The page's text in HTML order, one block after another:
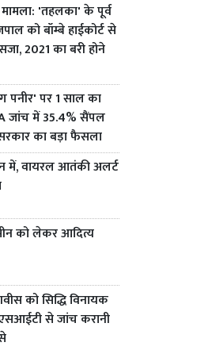
'तहलका' के पूर्व
को बॉम्बे हाईकोर्ट से
2021 का बरी होने
पनीर' पर 1 साल का
जांच में 35.4% सैंपल
का बड़ा फैसला
में, वायरल आतंकी अलर्ट
को लेकर आदित्य
को सिद्धि विनायक
से जांच करानी